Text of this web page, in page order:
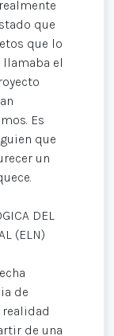
que
que lo
llamaba el
Es
que
un
DEL
(ELN)
de
realidad
de una